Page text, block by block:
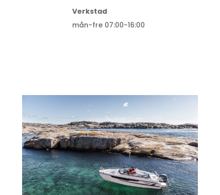
Verkstad
mån-fre 07:00-16:00